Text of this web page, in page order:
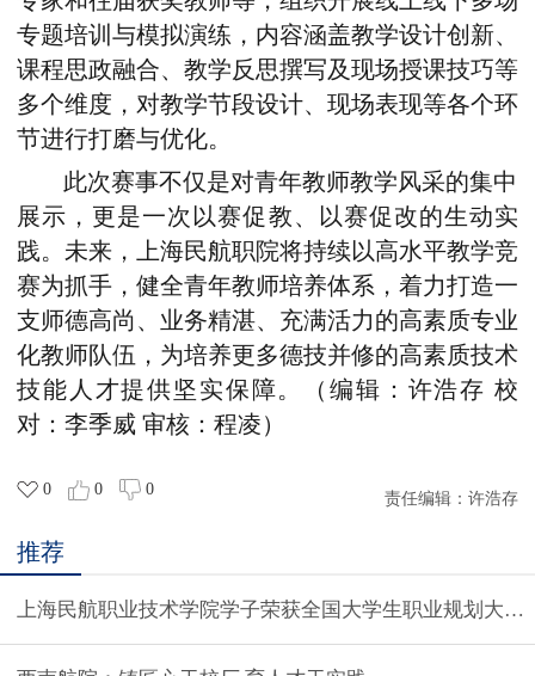
专题培训与模拟演练，内容涵盖教学设计创新、
课程思政融合、教学反思撰写及现场授课技巧等
多个维度，对教学节段设计、现场表现等各个环
节进行打磨与优化。
此次赛事不仅是对青年教师教学风采的集中
展示，更是一次以赛促教、以赛促改的生动实
践。未来，
上海民航职院将持续以高水平教学竞
赛为抓手 ， 健全青年教师培养体系，着力打造一
支师德高尚、业务精湛、充满活力的高素质专业
化教师队伍，为培养更多德技并修的高素质技术
技能人才提供坚实保障。（编辑：许浩存 校
对：李季威 审核：程凌）
0 0 0
责任编辑： 许浩存
推荐
上海民航职业技术学院学子荣获全国大学生职业规划大赛